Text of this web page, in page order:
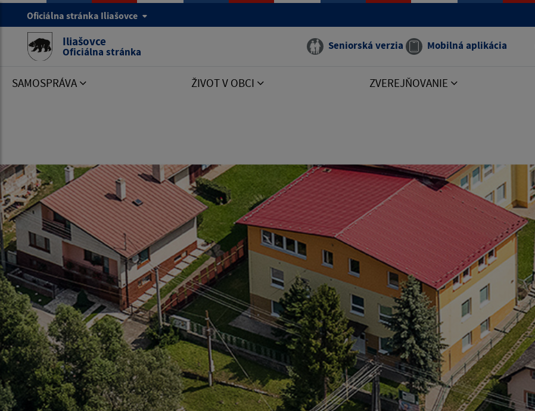
Oficiálna stránka Iliašovce
Iliašovce
Oficiálna stránka Seniorská verzia Mobilná aplikácia
SAMOSPRÁVA ŽIVOT V OBCI ZVEREJŇOVANIE